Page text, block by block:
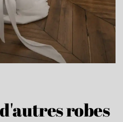
robes